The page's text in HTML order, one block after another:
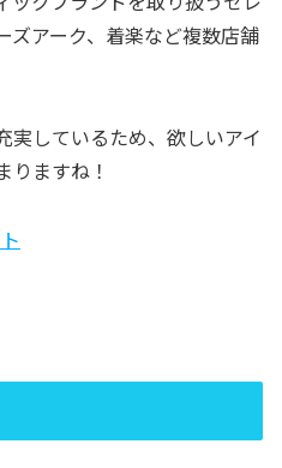
ズアーク、着楽など複数店舗
実しているため、欲しいアイ
りますね！